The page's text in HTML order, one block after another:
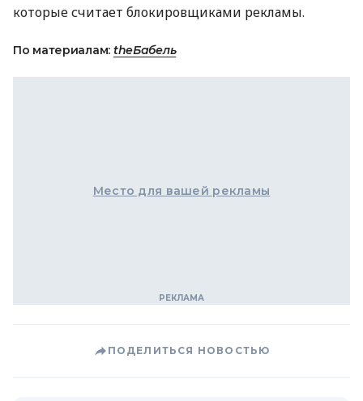
которые считает блокировщиками рекламы.
По материалам: theБабель
Место для вашей рекламы
ПОДЕЛИТЬСЯ НОВОСТЬЮ